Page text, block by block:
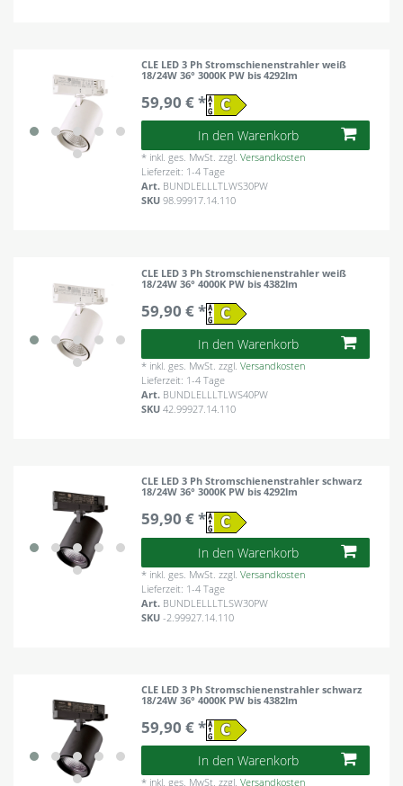
CLE LED 3 Ph Stromschienenstrahler weiß
18/24W 36° 3000K PW bis 4292lm
59,90 € *
In den Warenkorb
* inkl. ges. MwSt. zzgl.Versandkosten
Lieferzeit: 1-4 Tage
Art. BUNDLELLLTLWS30PW
SKU98.99917.14.110
CLE LED 3 Ph Stromschienenstrahler weiß
18/24W 36° 4000K PW bis 4382lm
59,90 € *
In den Warenkorb
* inkl. ges. MwSt. zzgl.Versandkosten
Lieferzeit: 1-4 Tage
Art. BUNDLELLLTLWS40PW
SKU42.99927.14.110
CLE LED 3 Ph Stromschienenstrahler schwarz
18/24W 36° 3000K PW bis 4292lm
59,90 € *
In den Warenkorb
* inkl. ges. MwSt. zzgl.Versandkosten
Lieferzeit: 1-4 Tage
Art. BUNDLELLLTLSW30PW
SKU-2.99927.14.110
CLE LED 3 Ph Stromschienenstrahler schwarz
18/24W 36° 4000K PW bis 4382lm
59,90 € *
In den Warenkorb
* inkl. ges. MwSt. zzgl.Versandkosten